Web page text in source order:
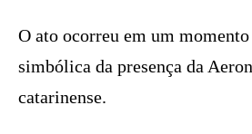
O ato ocorreu em um
simbólica da presença da
catarinense.